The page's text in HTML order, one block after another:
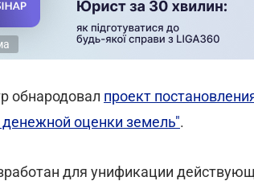
обнародовал проект
оценки земель".
для унификации